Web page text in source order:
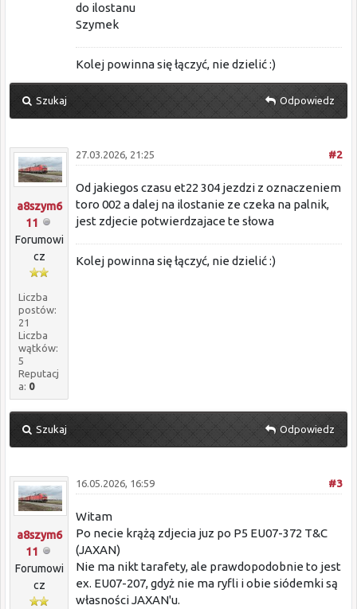
do ilostanu
Szymek
Kolej powinna się łączyć, nie dzielić :)
Szukaj Odpowiedz
a8szym6
11
Forumowi
cz
Liczba
postów:
21
Liczba
wątków:
5
Reputacj
a: 0
#2
27.03.2026, 21:25
Od jakiegos czasu et22 304 jezdzi z oznaczeniem
toro 002 a dalej na ilostanie ze czeka na palnik,
jest zdjecie potwierdzajace te słowa
Kolej powinna się łączyć, nie dzielić :)
Szukaj Odpowiedz
a8szym6
11
Forumowi
cz
#3
16.05.2026, 16:59
Witam
Po necie krążą zdjecia juz po P5 EU07-372 T&C
(JAXAN)
Nie ma nikt tarafety, ale prawdopodobnie to jest
ex. EU07-207, gdyż nie ma ryfli i obie siódemki są
własności JAXAN'u.